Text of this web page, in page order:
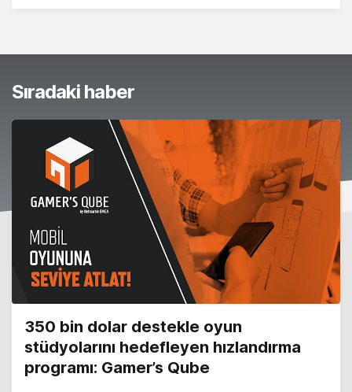
Sıradaki haber
350 bin dolar destekle oyun
stüdyolarını hedefleyen hızlandırma
programı: Gamer’s Qube